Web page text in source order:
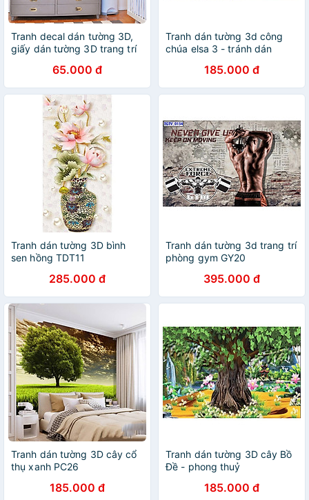
Tranh decal dán tường 3D,
giấy dán tường 3D trang trí
65.000 đ
Tranh dán tường 3d công
chúa elsa 3 - tránh dán
mầm non TB91
185.000 đ
Tranh dán tường 3D bình
sen hồng TDT11
285.000 đ
Tranh dán tường 3d trang trí
phòng gym GY20
395.000 đ
Tranh dán tường 3D cây cổ
thụ xanh PC26
185.000 đ
Tranh dán tường 3D cây Bồ
Đề - phong thuỷ
185.000 đ